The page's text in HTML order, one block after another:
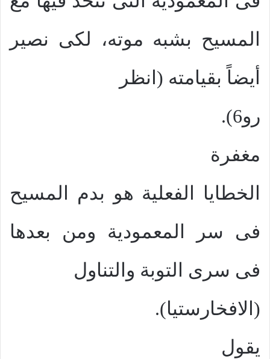
المسيح بشبه موته، لكى نصير
أيضاً بقيامته (انظر
رو6).
مغفرة
الخطايا الفعلية هو بدم المسيح
فى سر المعمودية ومن بعدها
فى سرى التوبة والتناول
(الافخارستيا).
يقول